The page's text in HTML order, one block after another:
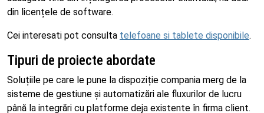
din licențele de software.
Cei interesati pot consulta telefoane si tablete disponibile.
Tipuri de proiecte abordate
Soluțiile pe care le pune la dispoziție compania merg de la
sisteme de gestiune și automatizări ale fluxurilor de lucru
până la integrări cu platforme deja existente în firma client.